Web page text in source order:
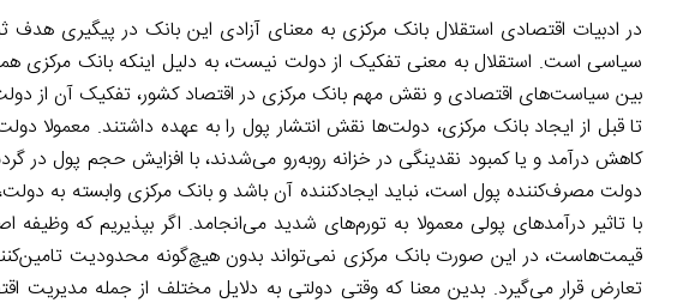
در ادبیات اقتصادی استقلال بانک مرکزی به معنای آزادی این بانک در پیگیری هدف
سیاسی است. استقلال به معنی تفکیک از دولت نیست، به دلیل اینکه بانک مرکزی
بین سیاست‌های اقتصادی و نقش مهم بانک مرکزی در اقتصاد کشور، تفکیک آن از
تا قبل از ایجاد بانک مرکزی، دولت‌ها نقش انتشار پول را به عهده داشتند. معمولا
کاهش درآمد و یا کمبود نقدینگی در خزانه روبه‌رو می‌شدند، با افزایش حجم پول در
دولت مصرف‌کننده پول است، نباید ایجادکننده آن باشد و بانک مرکزی وابسته به
با تاثیر درآمدهای پولی معمولا به تورم‌های شدید می‌انجامد. اگر بپذیریم که
قیمت‌هاست، در این صورت بانک مرکزی نمی‌تواند بدون هیچ‌گونه محدودیت
تعارض قرار می‌گیرد. بدین معنا که وقتی دولتی به دلایل مختلف از جمله مدیریت